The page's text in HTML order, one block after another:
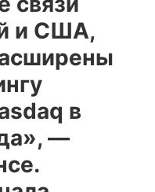
и США,
в
—